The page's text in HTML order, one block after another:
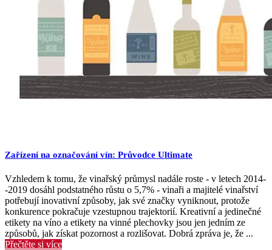
Zařízení na označování vín: Průvodce Ultimate
Vzhledem k tomu, že vinařský průmysl nadále roste - v letech 2014-
-2019 dosáhl podstatného růstu o 5,7% - vinaři a majitelé vinařství
potřebují inovativní způsoby, jak své značky vyniknout, protože
konkurence pokračuje vzestupnou trajektorií. Kreativní a jedinečné
etikety na víno a etikety na vinné plechovky jsou jen jedním ze
způsobů, jak získat pozornost a rozlišovat. Dobrá zpráva je, že ...
Přečtěte si více